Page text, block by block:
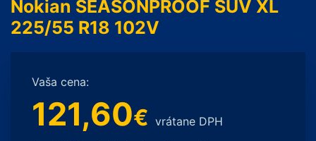
Nokian SEASONPROOF SUV XL
225/55 R18 102V
Vaša cena:
121,60€ vrátane DPH